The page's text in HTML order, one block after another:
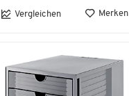
Vergleichen Merken